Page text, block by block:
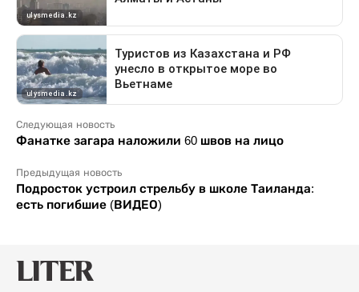
Следующая новость
Фанатке загара наложили 60 швов на лицо
Предыдущая новость
Подросток устроил стрельбу в школе Таиланда:
есть погибшие (ВИДЕО)